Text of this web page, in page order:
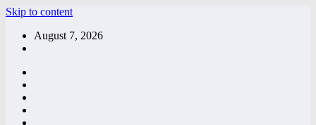
Skip to content
August 7, 2026